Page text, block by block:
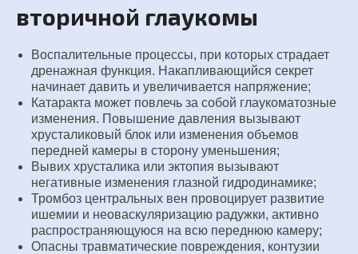
вторичной глаукомы
Воспалительные процессы, при которых страдает
дренажная функция. Накапливающийся секрет
начинает давить и увеличивается напряжение;
Катаракта может повлечь за собой глаукоматозные
изменения. Повышение давления вызывают
хрусталиковый блок или изменения объемов
передней камеры в сторону уменьшения;
Вывих хрусталика или эктопия вызывают
негативные изменения глазной гидродинамике;
Тромбоз центральных вен провоцирует развитие
ишемии и неоваскуляризацию радужки, активно
распространяющуюся на всю переднюю камеру;
Опасны травматические повреждения, контузии